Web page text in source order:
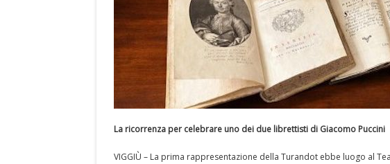
La ricorrenza per celebrare uno dei due librettisti di Giacomo Puccini
VIGGIÙ – La prima rappresentazione della Turandot ebbe luogo al